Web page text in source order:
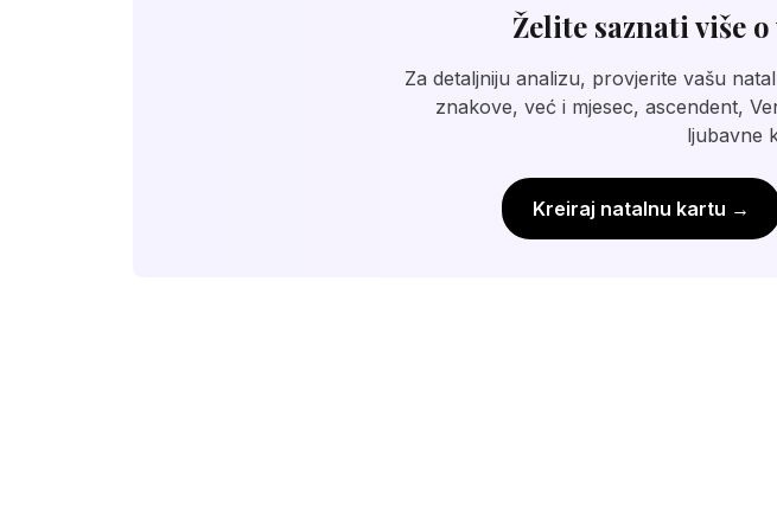
Želite saznati više
Za detaljniju analizu, provjerite vašu
znakove, već i mjesec, ascendent,
ljubavne
Kreiraj natalnu kartu →